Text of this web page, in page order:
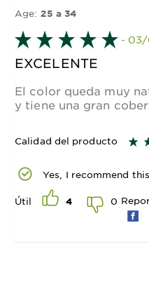
Age: 25 a 34
- 03/
EXCELENTE
El color queda muy
y tiene una gran
Calidad del producto
Yes, I recommend
Útil 4 0